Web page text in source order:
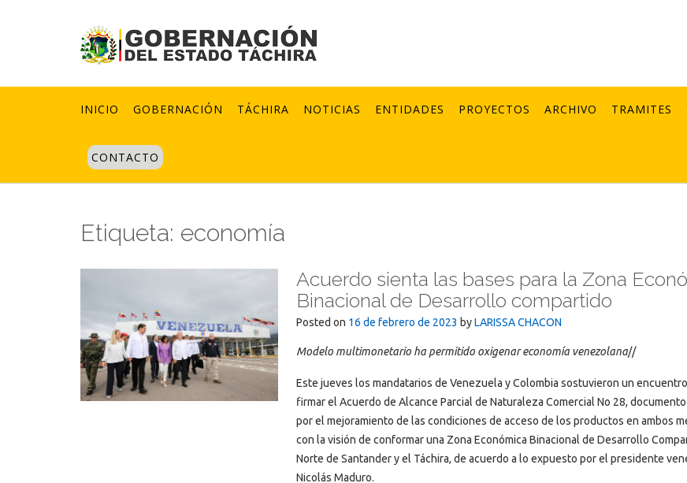
INICIO GOBERNACIÓN TÁCHIRA NOTICIAS ENTIDADES PROYECTOS ARCHIVO TRAMITES
CONTACTO
Etiqueta: economía
Acuerdo sienta las bases para la Zona
Binacional de Desarrollo compartido
Posted on 16 de febrero de 2023 byLARISSA CHACON
Modelo multimonetario ha permitido oxigenar economía venezolana//
Este jueves los mandatarios de Venezuela y Colombia sostuvieron un
firmar el Acuerdo de Alcance Parcial de Naturaleza Comercial No 28,
por el mejoramiento de las condiciones de acceso de los productos en ambos
con la visión de conformar una Zona Económica Binacional de Desarrollo
Norte de Santander y el Táchira, de acuerdo a lo expuesto por el presidente
Nicolás Maduro.